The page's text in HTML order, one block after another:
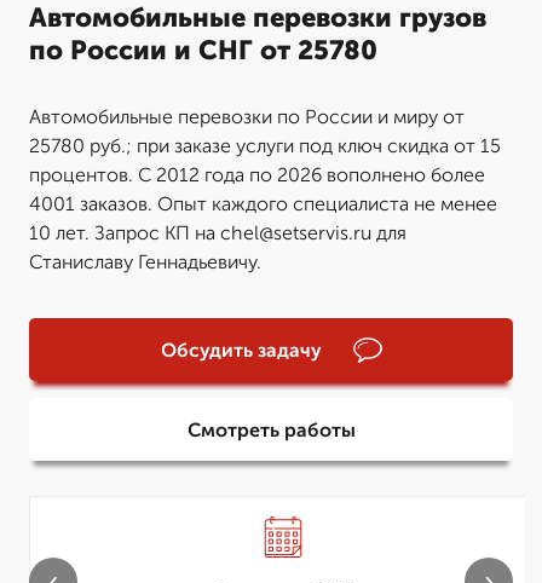
Автомобильные перевозки грузов
по России и СНГ от 25780
Автомобильные перевозки по России и миру от
25780 руб.; при заказе услуги под ключ скидка от 15
процентов. С 2012 года по 2026 вополнено более
4001 заказов. Опыт каждого специалиста не менее
10 лет. Запрос КП на chel@setservis.ru для
Станиславу Геннадьевичу.
Обсудить задачу
Смотреть работы